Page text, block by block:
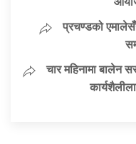
प्रचण्डको
चार महिनामा बालेन